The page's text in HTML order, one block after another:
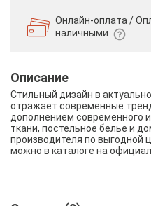
Онлайн-оплата /
наличными
Описание
Стильный дизайн в
отражает современные
дополнением современного
ткани, постельное белье и
производителя по выгодной
можно в каталоге на